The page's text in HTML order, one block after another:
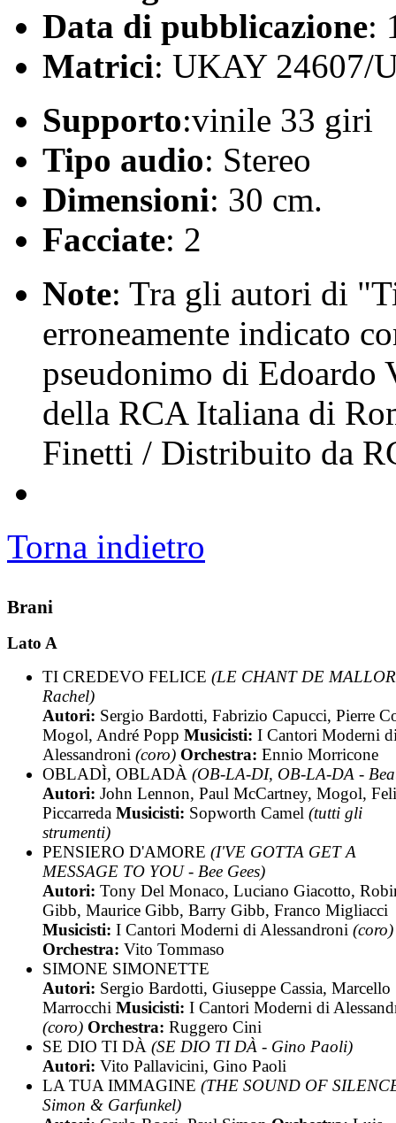
Data di pubblicazione:
Matrici: UKAY 24607/
Supporto:vinile 33 giri
Tipo audio: Stereo
Dimensioni: 30 cm.
Facciate: 2
Note: Tra gli autori di
erroneamente indicato
pseudonimo di Edoardo
della RCA Italiana di
Finetti / Distribuito da
Torna indietro
Brani
Lato A
TI CREDEVO FELICE (LE CHANT DE
Rachel)
Autori: Sergio Bardotti, Fabrizio Capucci, Pierre
Mogol, André Popp Musicisti: I Cantori Moderni
Alessandroni (coro) Orchestra: Ennio Morricone
OBLADÌ, OBLADÀ (OB-LA-DI, OB-LA-DA -
Autori: John Lennon, Paul McCartney, Mogol,
Piccarreda Musicisti: Sopworth Camel (tutti gli
strumenti)
PENSIERO D'AMORE (I'VE GOTTA GET A
MESSAGE TO YOU - Bee Gees)
Autori: Tony Del Monaco, Luciano Giacotto,
Gibb, Maurice Gibb, Barry Gibb, Franco Migliacci
Musicisti: I Cantori Moderni di Alessandroni (coro)
Orchestra: Vito Tommaso
SIMONE SIMONETTE
Autori: Sergio Bardotti, Giuseppe Cassia, Marcello
Marrocchi Musicisti: I Cantori Moderni di
(coro) Orchestra: Ruggero Cini
SE DIO TI DÀ (SE DIO TI DÀ - Gino Paoli)
Autori: Vito Pallavicini, Gino Paoli
LA TUA IMMAGINE (THE SOUND OF
Simon & Garfunkel)